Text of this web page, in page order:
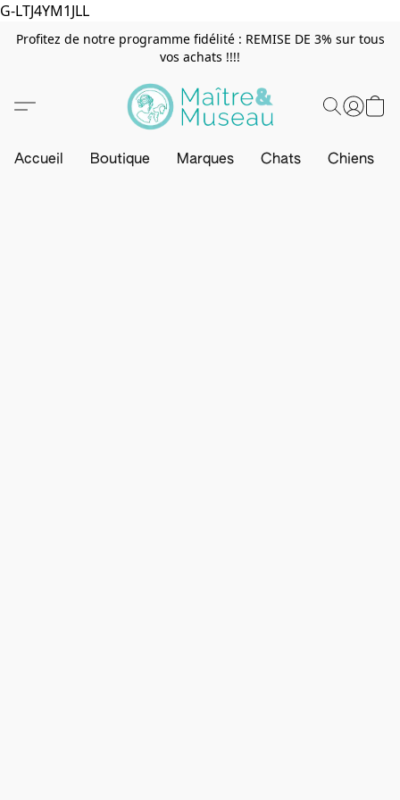
G-LTJ4YM1JLL
Profitez de notre programme fidélité : REMISE DE 3% sur tous
vos achats !!!!
Accueil Boutique Marques Chats Chiens